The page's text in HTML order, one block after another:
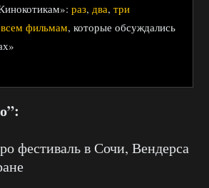
раз, два, три
фильмам, которые обсуждались
фестиваль в Сочи, Вендерса